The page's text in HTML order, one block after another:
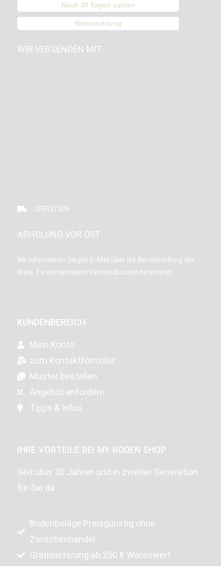
Nach 30 Tagen zahlen
Ratenzahlung
WIR VERSENDEN MIT
SPEDITION
ABHOLUNG VOR ORT
Wir informieren Sie per E-Mail über die Bereitstellung der
Ware. Es werden keine Versandkosten berechnet.
KUNDENBEREICH
Mein Konto
zum Kontaktformular
Muster bestellen
Angebot anfordern
Tipps & Infos
IHRE VORTEILE BEI MY BODEN SHOP
Seit über 30 Jahren und in zweiter Generation
für Sie da
Bodenbeläge Preisgünstig ohne
Zwischenhandel
Gratislieferung ab 250 € Warenwert